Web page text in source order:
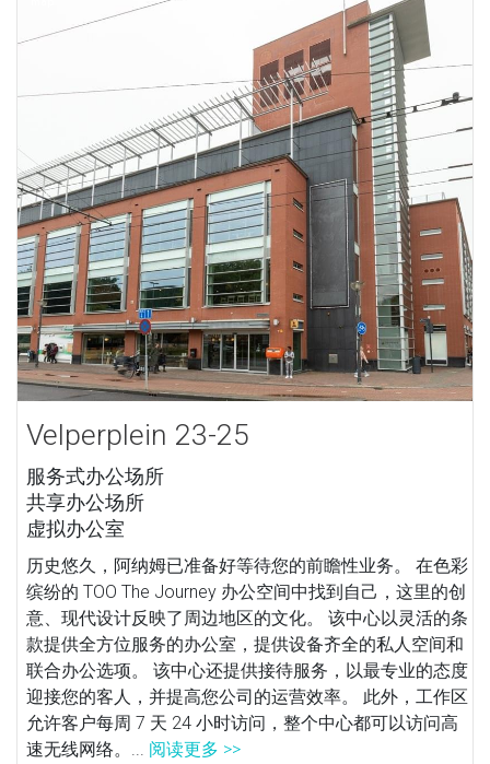
Velperplein 23-25
服务式办公场所
共享办公场所
虚拟办公室
历史悠久，阿纳姆已准备好等待您的前瞻性业务。 在色彩
缤纷的 TOO The Journey 办公空间中找到自己，这里的创
意、现代设计反映了周边地区的文化。 该中心以灵活的条
款提供全方位服务的办公室，提供设备齐全的私人空间和
联合办公选项。 该中心还提供接待服务，以最专业的态度
迎接您的客人，并提高您公司的运营效率。 此外，工作区
允许客户每周 7 天 24 小时访问，整个中心都可以访问高
速无线网络。... 阅读更多 >>